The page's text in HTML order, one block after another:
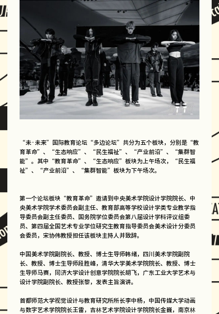
“未·未来”国际教育论坛“多边论坛”共分为五个板块，分别是“教
育革命”、“生态响应”、“民生福祉”、“产业前沿”、“集群智
能”。其中“教育革命”、“生态响应”板块为上午场次，“民生福
祉”、“产业前沿”、“集群智能”板块为下午场次。
第一个论坛板块“教育革命”邀请到中央美术学院设计学院院长、中
央美术学院学术委员会副主任、教育部高等学校设计学类专业教学指
导委员会副主任委员、国务院学位委员会第八届设计学科评议组委
员、第四届全国艺术专业学位研究生教育指导委员会美术设计分委员
会委员，宋协伟教授担任该板块主持人并致辞。
中国美术学院副院长、教授、博士生导师韩绪，四川美术学院副院
长、教授、博士生导师段胜峰，清华大学美术学院院长、教授、博士
生导师马赛，同济大学设计创意学院院长胡飞，广东工业大学艺术与
设计学院副院长、教授张黎，发表主旨演讲。
首都师范大学视觉设计与教育研究所所长李中杨，中国传媒大学动画
与数字艺术学院院长王雷，吉林艺术学院设计学院院长金巍，南京林